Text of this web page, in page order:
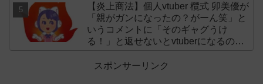
【炎上商法】個人vtuber 欖式 卯美優が
「親がガンになったの？がーん笑」と
いうコメントに「そのギャグうけ
る！」と返せないとvtuberになるのは
スポンサーリンク